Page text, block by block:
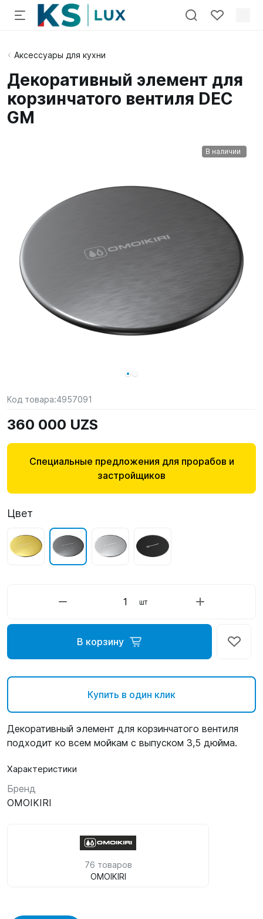
Аксессуары для кухни
Декоративный элемент для
корзинчатого вентиля DEC
GM
В наличии
Код товара:4957091
360 000 UZS
Специальные предложения для прорабов и
застройщиков
Цвет
шт
В корзину
Купить в один клик
Декоративный элемент для корзинчатого вентиля
подходит ко всем мойкам с выпуском 3,5 дюйма.
Характеристики
Бренд
OMOIKIRI
76 товаров
OMOIKIRI